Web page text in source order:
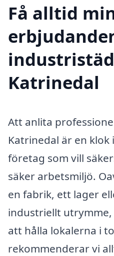
Få alltid
Katrinedal
Att anlita
Katrinedal är en
företag som vill
säker arbetsmiljö.
en fabrik, ett lager
industriellt
att hålla lokalerna i
rekommenderar vi